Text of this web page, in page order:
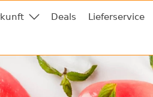
Deals Lieferservice